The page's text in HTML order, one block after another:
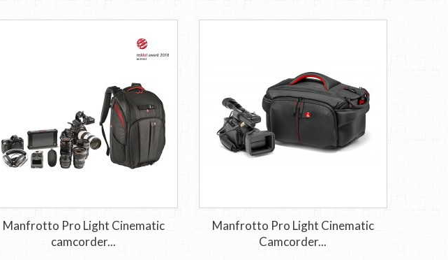
Manfrotto Pro Light Cinematic
camcorder...
Manfrotto Pro Light Cinematic
Camcorder...